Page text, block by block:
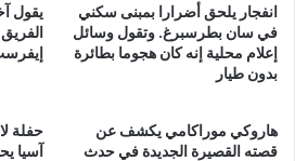
انفجار يلحق أضرارا بمبنى سكني
في سان بطرسبرغ. وتقول وسائل
إعلام محلية إنه كان هجوما بطائرة
بدون طيار
يقول
هاروكي موراكامي يكشف عن
قصته القصيرة الجديدة في حدث
حفلة
آسيا